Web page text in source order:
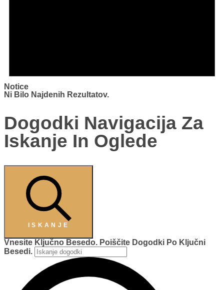
Notice
Ni Bilo Najdenih Rezultatov.
Dogodki Navigacija Za
Iskanje In Oglede
ISKANJE
Vnesite Ključno Besedo. Poiščite Dogodki Po Ključni
Besedi.